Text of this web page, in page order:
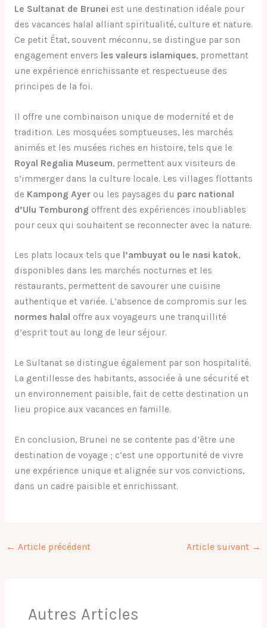
Le Sultanat de Brunei est une destination idéale pour
des vacances halal alliant spiritualité, culture et nature.
Ce petit État, souvent méconnu, se distingue par son
engagement envers les valeurs islamiques, promettant
une expérience enrichissante et respectueuse des
principes de la foi.
Il offre une combinaison unique de modernité et de
tradition. Les mosquées somptueuses, les marchés
animés et les musées riches en histoire, tels que le
Royal Regalia Museum, permettent aux visiteurs de
s’immerger dans la culture locale. Les villages flottants
de Kampong Ayerou les paysages du parc national
d’Ulu Temburong offrent des expériences inoubliables
pour ceux qui souhaitent se reconnecter avec la nature.
Les plats locaux tels que l’ambuyat ou le nasi katok,
disponibles dans les marchés nocturnes et les
restaurants, permettent de savourer une cuisine
authentique et variée. L’absence de compromis sur les
normes halal offre aux voyageurs une tranquillité
d’esprit tout au long de leur séjour.
Le Sultanat se distingue également par son hospitalité.
La gentillesse des habitants, associée à une sécurité et
un environnement paisible, fait de cette destination un
lieu propice aux vacances en famille.
En conclusion, Brunei ne se contente pas d’être une
destination de voyage ; c’est une opportunité de vivre
une expérience unique et alignée sur vos convictions,
dans un cadre paisible et enrichissant.
← Article précédent Article suivant →
Autres Articles